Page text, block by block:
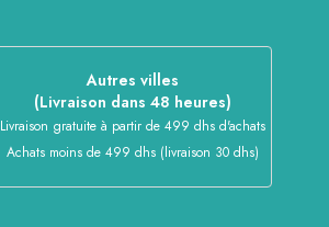
Autres villes
(Livraison dans 48 heures)
Livraison gratuite à partir de 499 dhs d'achats
Achats moins de 499 dhs (livraison 30 dhs)